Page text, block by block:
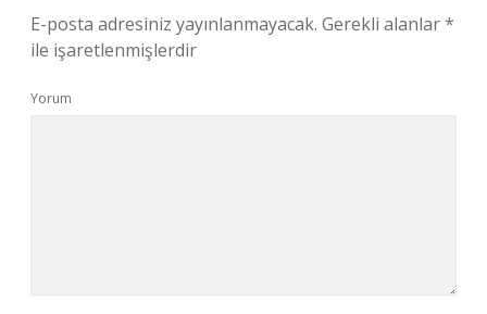
E-posta adresiniz yayınlanmayacak. Gerekli alanlar*
ile işaretlenmişlerdir
Yorum